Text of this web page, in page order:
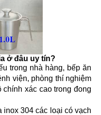
ở đâu uy tín?
trong nhà hàng, bếp ăn
viện, phòng thí nghiệm
xác cao trong đong
inox 304 các loại có vạch